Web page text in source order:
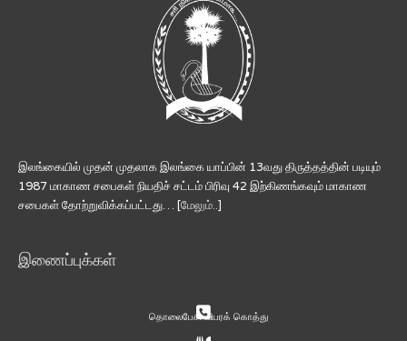
இலங்கையில் முதன் முதலாக இலங்கை யாப்பின் 13வது திருத்தத்தின் படியும்
1987 மாகாண சபைகள் நியதிச் சட்டம் பிரிவு 42 இற்கிணங்கவும் மாகாண
சபைகள் தோற்றுவிக்கப்பட்டது… [மேலும்..]
இணைப்புக்கள்
தொலைபேசி விபரக் கொத்து